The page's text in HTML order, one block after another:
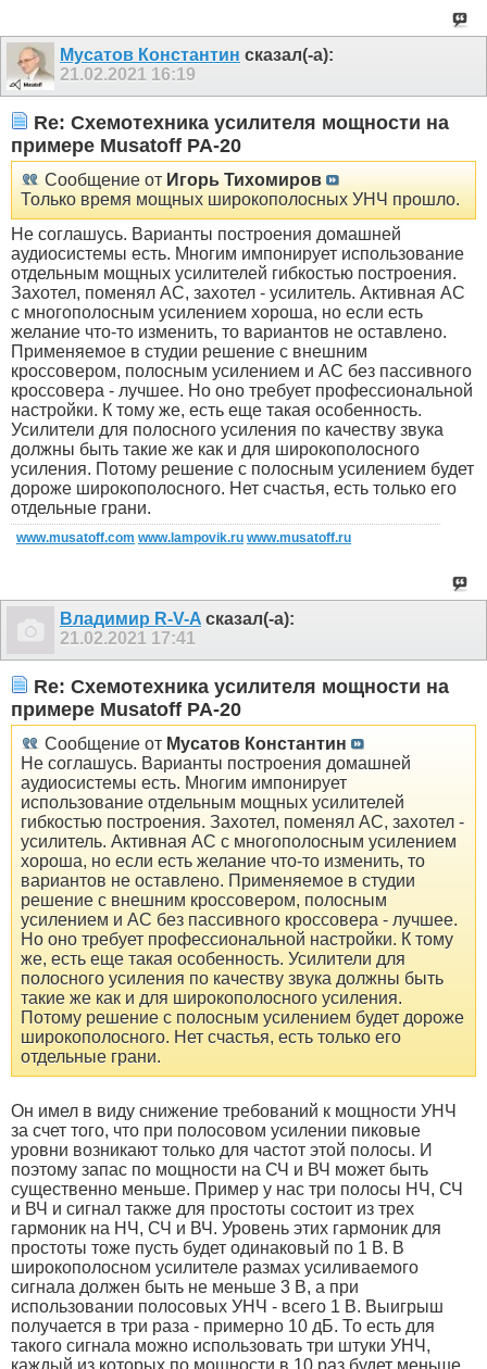
Мусатов Константин сказал(-а):
21.02.2021 16:19
Re: Схемотехника усилителя мощности на
примере Musatoff PA-20
Сообщение от Игорь Тихомиров
Только время мощных широкополосных УНЧ прошло.
Не соглашусь. Варианты построения домашней
аудиосистемы есть. Многим импонирует использование
отдельным мощных усилителей гибкостью построения.
Захотел, поменял АС, захотел - усилитель. Активная АС
с многополосным усилением хороша, но если есть
желание что-то изменить, то вариантов не оставлено.
Применяемое в студии решение с внешним
кроссовером, полосным усилением и АС без пассивного
кроссовера - лучшее. Но оно требует профессиональной
настройки. К тому же, есть еще такая особенность.
Усилители для полосного усиления по качеству звука
должны быть такие же как и для широкополосного
усиления. Потому решение с полосным усилением будет
дороже широкополосного. Нет счастья, есть только его
отдельные грани.
www.musatoff.com www.lampovik.ru www.musatoff.ru
Владимир R-V-A сказал(-а):
21.02.2021 17:41
Re: Схемотехника усилителя мощности на
примере Musatoff PA-20
Сообщение от Мусатов Константин
Не соглашусь. Варианты построения домашней
аудиосистемы есть. Многим импонирует
использование отдельным мощных усилителей
гибкостью построения. Захотел, поменял АС, захотел -
усилитель. Активная АС с многополосным усилением
хороша, но если есть желание что-то изменить, то
вариантов не оставлено. Применяемое в студии
решение с внешним кроссовером, полосным
усилением и АС без пассивного кроссовера - лучшее.
Но оно требует профессиональной настройки. К тому
же, есть еще такая особенность. Усилители для
полосного усиления по качеству звука должны быть
такие же как и для широкополосного усиления.
Потому решение с полосным усилением будет дороже
широкополосного. Нет счастья, есть только его
отдельные грани.
Он имел в виду снижение требований к мощности УНЧ
за счет того, что при полосовом усилении пиковые
уровни возникают только для частот этой полосы. И
поэтому запас по мощности на СЧ и ВЧ может быть
существенно меньше. Пример у нас три полосы НЧ, СЧ
и ВЧ и сигнал также для простоты состоит из трех
гармоник на НЧ, СЧ и ВЧ. Уровень этих гармоник для
простоты тоже пусть будет одинаковый по 1 В. В
широкополосном усилителе размах усиливаемого
сигнала должен быть не меньше 3 В, а при
использовании полосовых УНЧ - всего 1 В. Выигрыш
получается в три раза - примерно 10 дБ. То есть для
такого сигнала можно использовать три штуки УНЧ,